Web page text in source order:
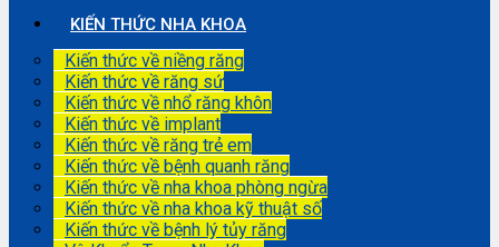
KIẾN THỨC NHA KHOA
Kiến thức về niềng răng
Kiến thức về răng sứ
Kiến thức về nhổ răng khôn
Kiến thức về implant
Kiến thức về răng trẻ em
Kiến thức về bệnh quanh răng
Kiến thức về nha khoa phòng ngừa
Kiến thức về nha khoa kỹ thuật số
Kiến thức về bệnh lý tủy răng